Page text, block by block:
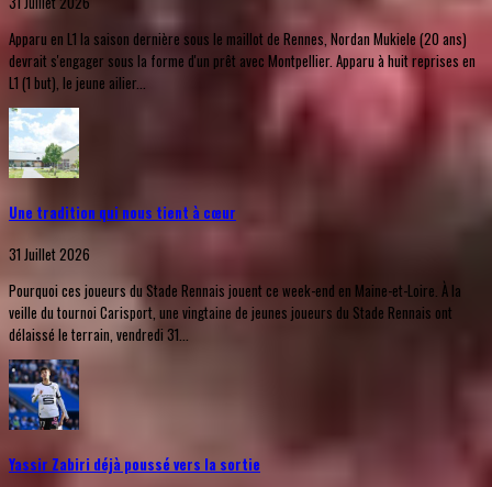
Apparu en L1 la saison dernière sous le maillot de Rennes, Nordan Mukiele (20 ans)
devrait s'engager sous la forme d'un prêt avec Montpellier. Apparu à huit reprises en
L1 (1 but), le jeune ailier...
Une tradition qui nous tient à cœur
31 Juillet 2026
Pourquoi ces joueurs du Stade Rennais jouent ce week-end en Maine-et-Loire. À la
veille du tournoi Carisport, une vingtaine de jeunes joueurs du Stade Rennais ont
délaissé le terrain, vendredi 31...
Yassir Zabiri déjà poussé vers la sortie